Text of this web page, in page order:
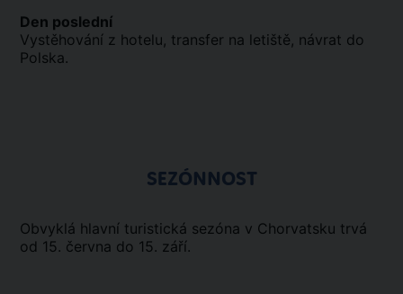
Den poslední
Vystěhování z hotelu, transfer na letiště, návrat do
Polska.
SEZÓNNOST
Obvyklá hlavní turistická sezóna v Chorvatsku trvá
od 15. června do 15. září.